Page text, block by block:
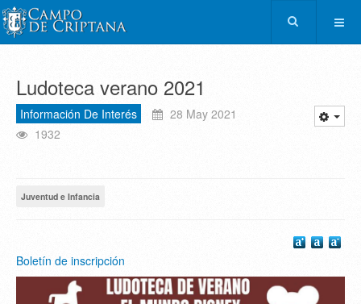
Ludoteca verano 2021
Información De Interés
28 May 2021
1932
Juventud e Infancia
Boletín de inscripción